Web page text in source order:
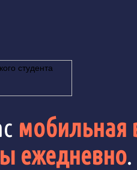
мобильная
ежедневно.